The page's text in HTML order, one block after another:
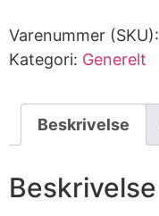
Varenummer (SKU):
Kategori: Generelt
Beskrivelse
Beskrivelse